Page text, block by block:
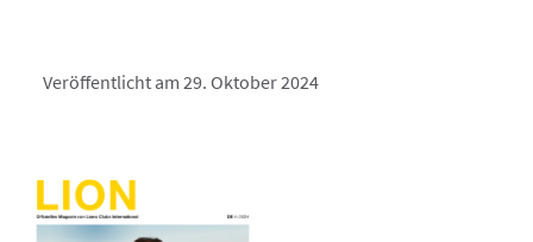
Veröffentlicht am 29. Oktober 2024